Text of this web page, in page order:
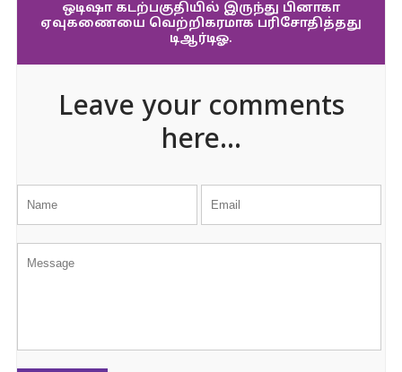
ஒடிஷா கடற்பகுதியில் இருந்து பினாகா
ஏவுகணையை வெற்றிகரமாக பரிசோதித்தது
டிஆர்டிஓ.
Leave your comments
here...